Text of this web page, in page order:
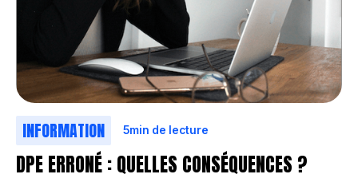
INFORMATION 5min de lecture
DPE ERRONÉ : QUELLES CONSÉQUENCES ?